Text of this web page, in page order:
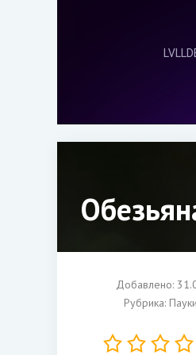
Добавлено:
Рубрика: Пауки